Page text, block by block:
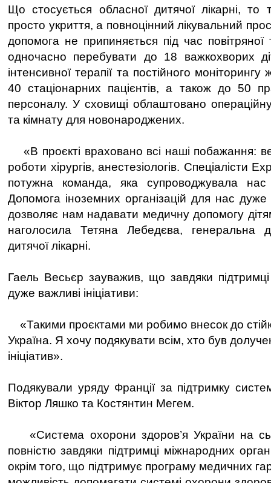
Що стосується обласної дитячої лікарні,
просто укриття, а повноцінний лікувальний
допомога не припиняється під час
одночасно перебувати до 18 важкохворих
інтенсивної терапії та постійного
40 стаціонарних пацієнтів, а також до 50
персоналу. У сховищі облаштовано операційну,
та кімнату для новонароджених.
«В проєкті враховано всі наші побажання:
роботи хірургів, анестезіологів. Спеціалісти
потужна команда, яка супроводжувала
Допомога іноземних організацій для нас дуже
дозволяє нам надавати медичну допомогу
наголосила Тетяна Лебедєва, генеральна
дитячої лікарні.
Гаель Весьєр зауважив, що завдяки підтримці
дуже важливі ініціативи:
«Такими проєктами ми робимо внесок до
Україна. Я хочу подякувати всім, хто був
ініціатив».
Подякували уряду Франції за підтримку
Віктор Ляшко та Костянтин Мегем.
«Система охорони здоров’я України на
повністю завдяки підтримці міжнародних
окрім того, що підтримує програму медичних